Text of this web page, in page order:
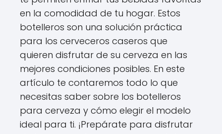
en la comodidad de tu hogar. Estos
botelleros son una solución práctica
para los cerveceros caseros que
quieren disfrutar de su cerveza en las
mejores condiciones posibles. En este
artículo te contaremos todo lo que
necesitas saber sobre los botelleros
para cerveza y cómo elegir el modelo
ideal para ti. ¡Prepárate para disfrutar